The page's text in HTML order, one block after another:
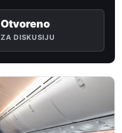
Otvoreno
ZA DISKUSIJU